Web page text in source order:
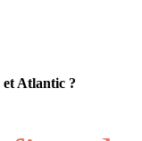
Atlantic ?